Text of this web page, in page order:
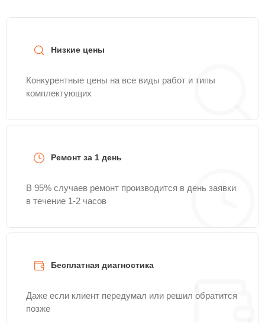
Низкие цены
Конкурентные цены на все виды работ и типы
комплектующих
Ремонт за 1 день
В 95% случаев ремонт производится в день заявки
в течение 1-2 часов
Бесплатная диагностика
Даже если клиент передумал или решил обратится
позже